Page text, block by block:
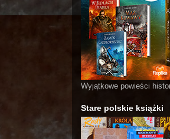
Wyjątkowe powieści
Stare polskie książki